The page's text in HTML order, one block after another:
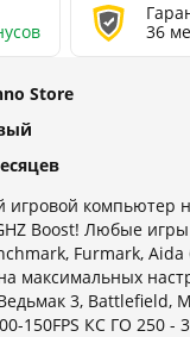
36
Store
компьютер
Boost! Любые
Furmark,
максимальных
3, Battlefield,
150FPS КС ГО 250 -